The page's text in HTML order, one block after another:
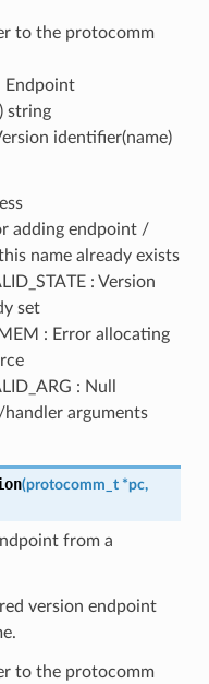
to the protocomm
Endpoint
string
identifier(name)
adding endpoint /
name already exists
: Version
set
: Error allocating
: Null
arguments
(protocomm_t *pc,
from a
version endpoint
to the protocomm